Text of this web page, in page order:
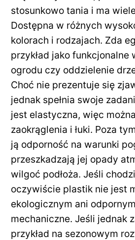
stosunkowo tania i ma
Dostępna w różnych
kolorach i rodzajach. Zda
przykład jako
ogrodu czy oddzielenie
Choć nie prezentuje się
jednak spełnia swoje
jest elastyczna, więc
zaokrąglenia i łuki. Poza
ją odporność na warunki
przeszkadzają jej opady
wilgoć podłoża. Jeśli
oczywiście plastik nie jest
ekologicznym ani
mechaniczne. Jeśli jednak
przykład na sezonowym